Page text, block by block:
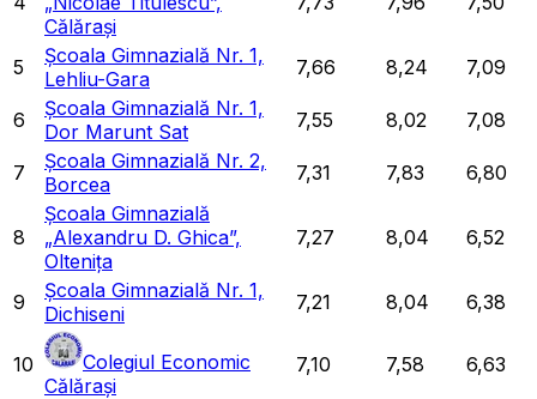
Călărași
5
Școala Gimnazială Nr. 1,
Lehliu-Gara
7,66 8,24 7,09
6
Școala Gimnazială Nr. 1,
Dor Marunt Sat
7,55 8,02 7,08
7
Școala Gimnazială Nr. 2,
Borcea
7,31 7,83 6,80
8
Școala Gimnazială
„Alexandru D. Ghica”,
Oltenița
7,27 8,04 6,52
9
Școala Gimnazială Nr. 1,
Dichiseni
7,21 8,04 6,38
10
Colegiul Economic
Călărași
7,10 7,58 6,63